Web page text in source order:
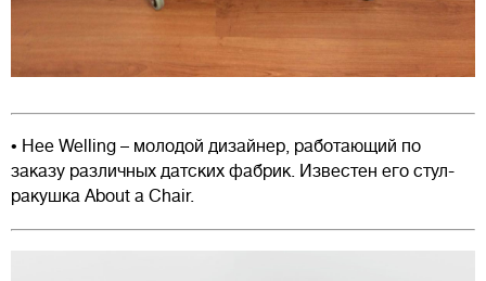
• Hee Welling – молодой дизайнер, работающий по
заказу различных датских фабрик. Известен его стул-
ракушка About a Chair.